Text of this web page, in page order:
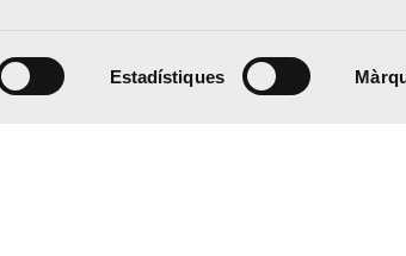
Estadístiques